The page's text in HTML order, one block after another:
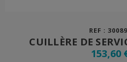
REF :
CUILLÈRE DE
153,60